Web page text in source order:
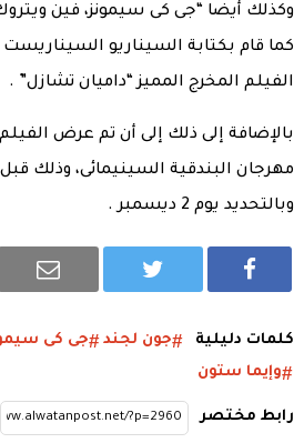
وكذلك أيضا “جى كى سيمونز، فين
كما قام بكتابة السيناريو
الفيلم المخرج المميز “داميان تشازل” .
مهرجان البندقية السينيمائى، وذلك
وبالتحديد يوم 2 ديسمبر .
كلمات دليلية جون لجند جى كى
وإيما ستون
رابط مختصر